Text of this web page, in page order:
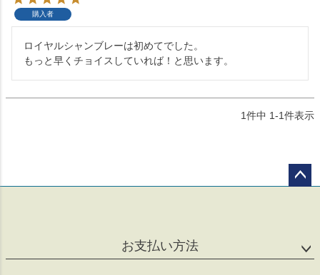
購入者
ロイヤルシャンブレーは初めてでした。
もっと早くチョイスしていれば！と思います。
1件中 1-1件表示
お支払い方法